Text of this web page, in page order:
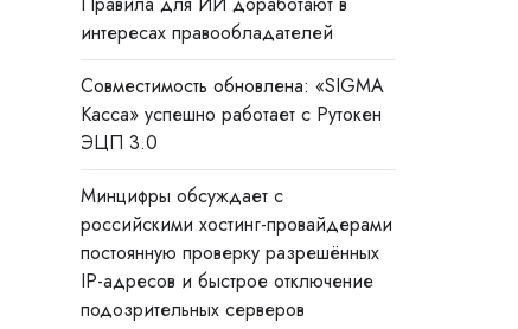
интересах правообладателей
Совместимость обновлена: «SIGMA
Касса» успешно работает с Рутокен
ЭЦП 3.0
Минцифры обсуждает с
российскими хостинг-провайдерами
постоянную проверку разрешённых
IP-адресов и быстрое отключение
подозрительных серверов